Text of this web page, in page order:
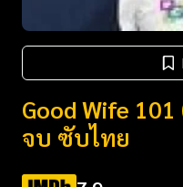
Good Wife
จบ ซับไทย